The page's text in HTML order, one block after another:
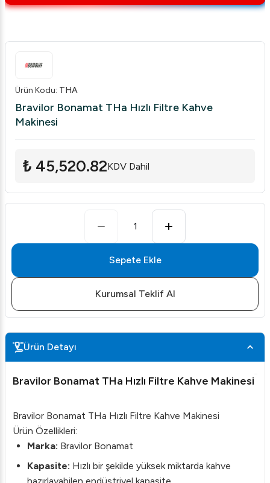
Ürün Kodu: THA
Bravilor Bonamat THa Hızlı Filtre Kahve
Makinesi
₺ 45,520.82KDV Dahil
1
Sepete Ekle
Kurumsal Teklif Al
Ürün Detayı
Bravilor Bonamat THa Hızlı Filtre Kahve Makinesi
Bravilor Bonamat THa Hızlı Filtre Kahve Makinesi
Ürün Özellikleri:
Marka: Bravilor Bonamat
Kapasite: Hızlı bir şekilde yüksek miktarda kahve